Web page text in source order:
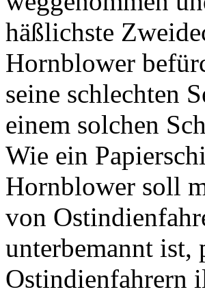
häßlichste
Hornblower
seine schlechten
einem solchen
Wie ein
Hornblower soll
von
unterbemannt
Ostindienfahrern